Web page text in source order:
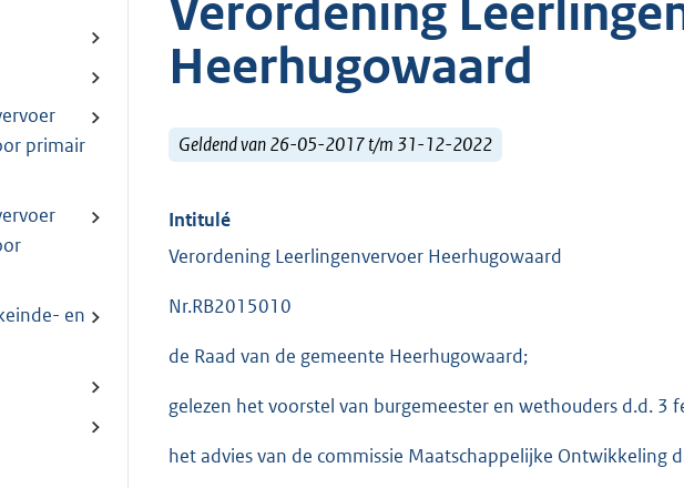
primair
en
Verordening
Heerhugowaard
Geldend van 26-05-2017 t/m 31-12-2022
Intitulé
Verordening Leerlingenvervoer Heerhugowaard
Nr.RB2015010
de Raad van de gemeente Heerhugowaard;
gelezen het voorstel van burgemeester en wethouders d.d. 3
het advies van de commissie Maatschappelijke Ontwikkeling